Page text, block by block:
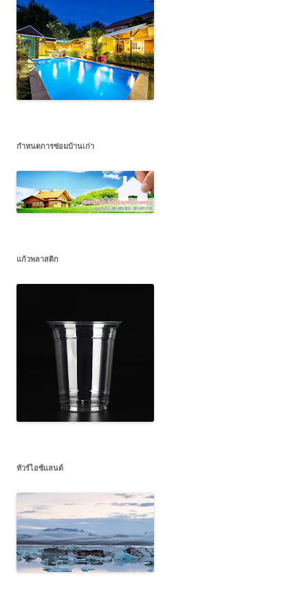
กำหนดการซ่อมบ้านเก่า
แก้วพลาสติก
ทัวร์ไอซ์แลนด์